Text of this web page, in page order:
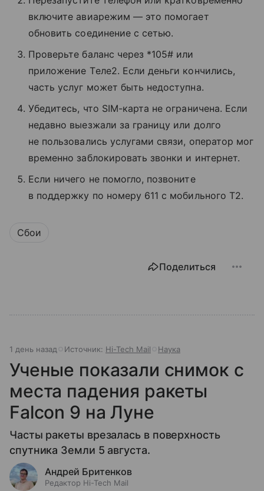
включите авиарежим — это помогает
обновить соединение с сетью.
Проверьте баланс через *105# или
приложение Tеле2. Если деньги кончились,
часть услуг может быть недоступна.
Убедитесь, что SIM-карта не ограничена. Если
недавно выезжали за границу или долго
не пользовались услугами связи, оператор мог
временно заблокировать звонки и интернет.
Если ничего не помогло, позвоните
в поддержку по номеру 611 с мобильного T2.
Сбои
Поделиться
1 день назад Источник: Hi-Tech Mail Наука
Ученые показали снимок с
места падения ракеты
Falcon 9 на Луне
Часты ракеты врезалась в поверхность
спутника Земли 5 августа.
Андрей Бритенков
Редактор Hi-Tech Mail